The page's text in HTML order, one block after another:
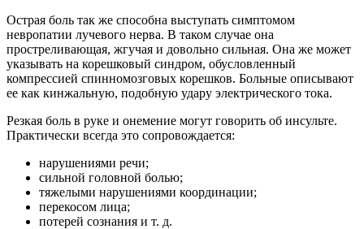
Острая боль так же способна выступать симптомом
невропатии лучевого нерва. В таком случае она
простреливающая, жгучая и довольно сильная. Она же может
указывать на корешковый синдром, обусловленный
компрессией спинномозговых корешков. Больные описывают
ее как кинжальную, подобную удару электрического тока.
Резкая боль в руке и онемение могут говорить об инсульте.
Практически всегда это сопровождается:
нарушениями речи;
сильной головной болью;
тяжелыми нарушениями координации;
перекосом лица;
потерей сознания и т. д.